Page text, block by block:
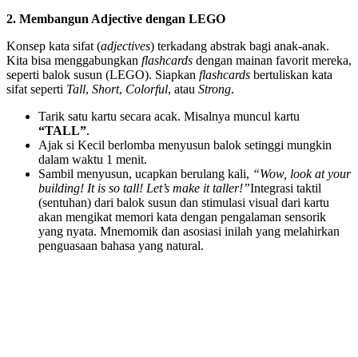
2. Membangun Adjective dengan LEGO
Konsep kata sifat (adjectives) terkadang abstrak bagi anak-anak.
Kita bisa menggabungkan flashcards dengan mainan favorit mereka,
seperti balok susun (LEGO). Siapkan flashcards bertuliskan kata
sifat seperti Tall, Short, Colorful, atau Strong.
Tarik satu kartu secara acak. Misalnya muncul kartu
“TALL”.
Ajak si Kecil berlomba menyusun balok setinggi mungkin
dalam waktu 1 menit.
Sambil menyusun, ucapkan berulang kali, “Wow, look at your
building! It is so tall! Let’s make it taller!”Integrasi taktil
(sentuhan) dari balok susun dan stimulasi visual dari kartu
akan mengikat memori kata dengan pengalaman sensorik
yang nyata. Mnemomik dan asosiasi inilah yang melahirkan
penguasaan bahasa yang natural.